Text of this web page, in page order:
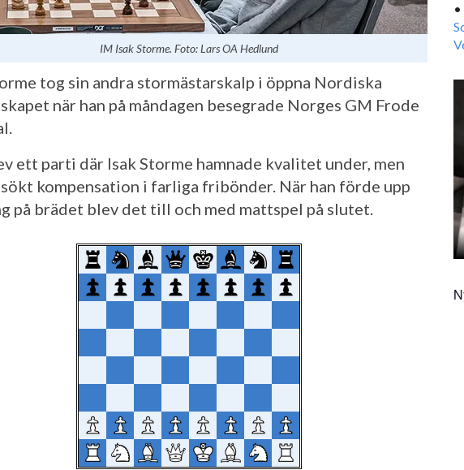
IM Isak Storme. Foto: Lars OA Hedlund
tog sin andra stormästarskalp i öppna Nordiska
när han på måndagen besegrade Norges GM Frode
ett parti där Isak Storme hamnade kvalitet under, men
kompensation i farliga fribönder. När han förde upp
på brädet blev det till och med mattspel på slutet.
•